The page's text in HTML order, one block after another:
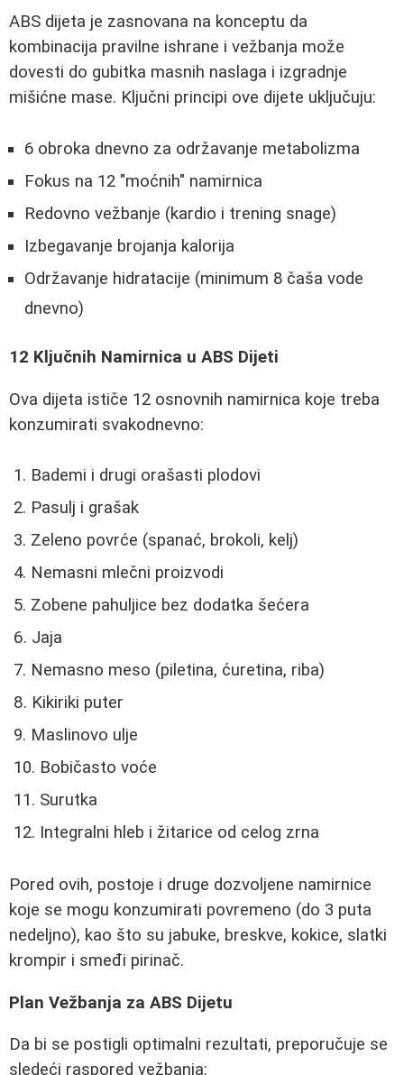
ABS dijeta je zasnovana na konceptu da
kombinacija pravilne ishrane i vežbanja može
dovesti do gubitka masnih naslaga i izgradnje
mišićne mase. Ključni principi ove dijete uključuju:
6 obroka dnevno za održavanje metabolizma
Fokus na 12 "moćnih" namirnica
Redovno vežbanje (kardio i trening snage)
Izbegavanje brojanja kalorija
Održavanje hidratacije (minimum 8 čaša vode
dnevno)
12 Ključnih Namirnica u ABS Dijeti
Ova dijeta ističe 12 osnovnih namirnica koje treba
konzumirati svakodnevno:
Bademi i drugi orašasti plodovi
Pasulj i grašak
Zeleno povrće (spanać, brokoli, kelj)
Nemasni mlečni proizvodi
Zobene pahuljice bez dodatka šećera
Jaja
Nemasno meso (piletina, ćuretina, riba)
Kikiriki puter
Maslinovo ulje
Bobičasto voće
Surutka
Integralni hleb i žitarice od celog zrna
Pored ovih, postoje i druge dozvoljene namirnice
koje se mogu konzumirati povremeno (do 3 puta
nedeljno), kao što su jabuke, breskve, kokice, slatki
krompir i smeđi pirinač.
Plan Vežbanja za ABS Dijetu
Da bi se postigli optimalni rezultati, preporučuje se
sledeći raspored vežbanja: